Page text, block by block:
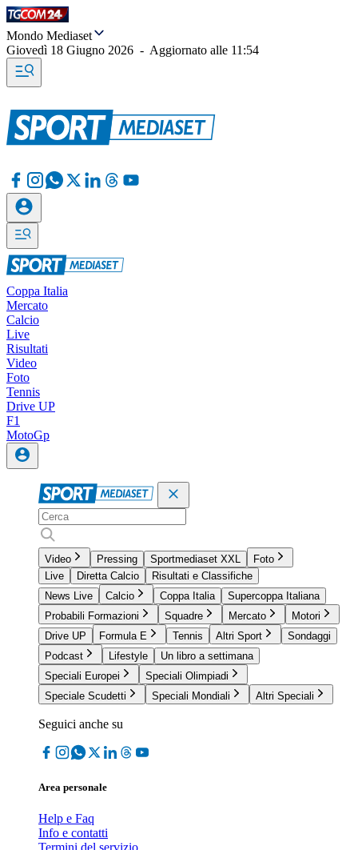
Mondo Mediaset
Giovedì 18 Giugno 2026 - Aggiornato alle 11:54
Coppa Italia
Mercato
Calcio
Live
Risultati
Video
Foto
Tennis
Drive UP
F1
MotoGp
Video Pressing Sportmediaset XXL
Foto
Live
Diretta Calcio
Risultati e Classifiche
News Live
Calcio Coppa Italia
Supercoppa Italiana
Probabili Formazioni
Squadre Mercato
Motori
Drive UP
Formula E Tennis Altri Sport
Sondaggi
Podcast
Lifestyle
Un libro a settimana
Speciali Europei
Speciali Olimpiadi
Speciale Scudetti
Speciali Mondiali Altri Speciali
Seguici anche su
Area personale
Help e Faq
Info e contatti